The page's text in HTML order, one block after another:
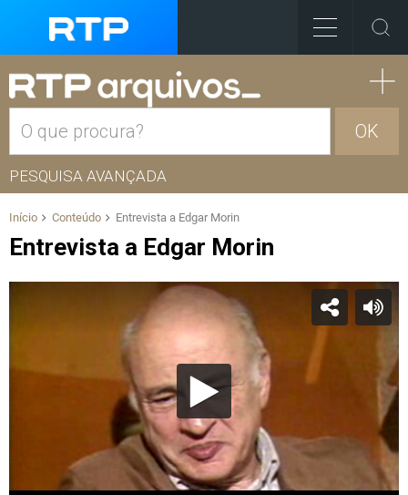
OK
PESQUISA AVANÇADA
Início Conteúdo Entrevista a Edgar Morin
Entrevista a Edgar Morin